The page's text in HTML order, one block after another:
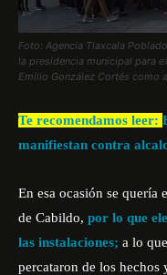
Foto: Agencia Tlaxcala
la presidencia municipal para
Emilio González Cortés como
Te recomendamos leer:
manifiestan contra
En esa ocasión se quería
de Cabildo, por lo que
las instalaciones; a lo
percataron de los hechos